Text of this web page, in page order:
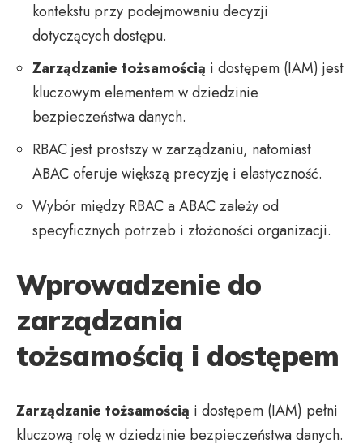
kontekstu przy podejmowaniu decyzji
dotyczących dostępu.
Zarządzanie tożsamością i dostępem (IAM) jest
kluczowym elementem w dziedzinie
bezpieczeństwa danych.
RBAC jest prostszy w zarządzaniu, natomiast
ABAC oferuje większą precyzję i elastyczność.
Wybór między RBAC a ABAC zależy od
specyficznych potrzeb i złożoności organizacji.
Wprowadzenie do
zarządzania
tożsamością i dostępem
Zarządzanie tożsamością i dostępem (IAM) pełni
kluczową rolę w dziedzinie bezpieczeństwa danych.